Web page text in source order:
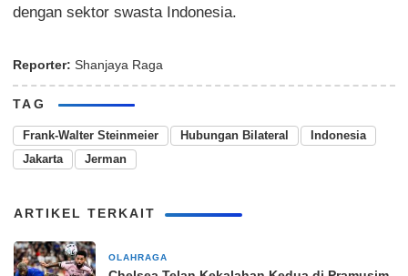
dengan sektor swasta Indonesia.
Reporter: Shanjaya Raga
TAG
Frank-Walter Steinmeier Hubungan Bilateral
Indonesia
Jakarta
Jerman
ARTIKEL TERKAIT
OLAHRAGA